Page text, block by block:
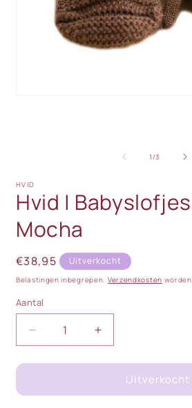
1 /van
3
HVID
Hvid |
Mocha
Normale
prijs
€38,95 Uitverkocht
Belastingen inbegrepen. Verzendkosten
Aantal
Aantal
Aantal
verlagen
voor
|
Aantal
verhogen
voor
|
Uitverkocht